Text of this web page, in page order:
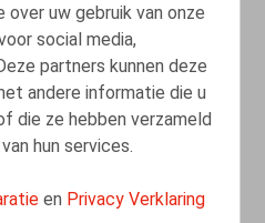
uw gebruik van onze
social media,
partners kunnen deze
andere informatie die u
die ze hebben verzameld
hun services.
en Privacy Verklaring
, 2026, n° 1, pp. 2 - 8